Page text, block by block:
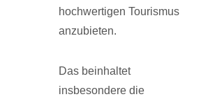
hochwertigen Tourismus
anzubieten.
Das beinhaltet
insbesondere die